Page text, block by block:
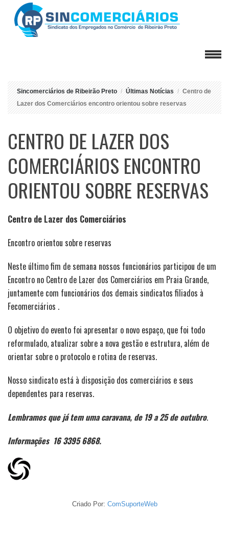
Sincomerciários de Ribeirão Preto Últimas Notícias
Centro de
Lazer dos Comerciários encontro orientou sobre reservas
CENTRO DE LAZER DOS
COMERCIÁRIOS ENCONTRO
ORIENTOU SOBRE RESERVAS
Centro de Lazer dos Comerciários
Encontro orientou sobre reservas
Neste último fim de semana nossos funcionários participou de um
Encontro no Centro de Lazer dos Comerciários em Praia Grande,
juntamente com funcionários dos demais sindicatos filiados à
Fecomerciários .
O objetivo do evento foi apresentar o novo espaço, que foi todo
reformulado, atualizar sobre a nova gestão e estrutura, além de
orientar sobre o protocolo e rotina de reservas.
Nosso sindicato está à disposição dos comerciários e seus
dependentes para reservas.
Lembramos que já tem uma caravana, de 19 a 25 de outubro.
Informações 16 3395 6868.
Criado Por: ComSuporteWeb